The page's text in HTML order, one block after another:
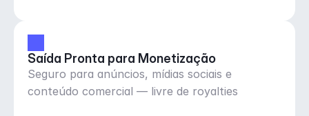
Saída Pronta para Monetização
Seguro para anúncios, mídias sociais e
conteúdo comercial — livre de royalties